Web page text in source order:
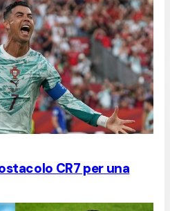
CR7 per una